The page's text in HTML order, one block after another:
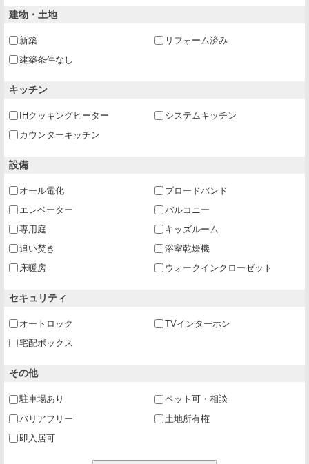
建物・土地
新築
リフォーム済み
建築条件なし
キッチン
IHクッキングヒーター
システムキッチン
カウンターキッチン
設備
オール電化
ブロードバンド
エレベーター
バルコニー
専用庭
キッズルーム
追い焚き
浴室乾燥機
床暖房
ウォークインクローゼット
セキュリティ
オートロック
TVインターホン
宅配ボックス
その他
駐車場あり
ペット可・相談
バリアフリー
土地所有権
即入居可